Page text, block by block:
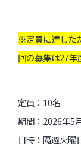
絵画部
写真工房
現代アートの勝
サウンドアート
立体・空間制作
特殊漫画家-前
意志を強くする
建築大爆発
アートに何がで
POP
楽理基礎科
楽理中等科
魁！打ち込み道
アレンジ＆ミ
DTM基礎 〜
サウンド・ポー
研究室
イティング
オープン講座
映画を聴く
ＡＥＳＳ講座
※定員に達した
回の募集は27年
定員：10名
期間：2026年5
日時：隔週火